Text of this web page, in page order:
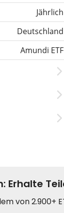
Jährlich
Deutschland
Amundi ETF